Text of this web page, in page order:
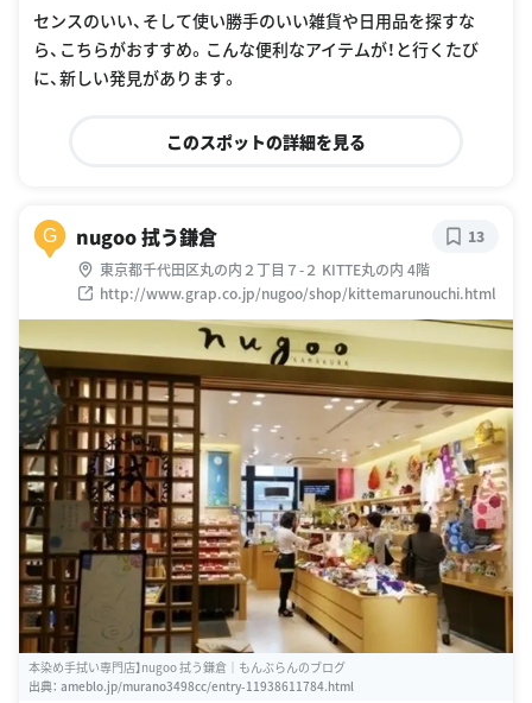
センスのいい、そして使い勝手のいい雑貨や日用品を探すな
ら、こちらがおすすめ。こんな便利なアイテムが！と行くたび
に、新しい発見があります。
このスポットの詳細を見る
G nugoo 拭う鎌倉
東京都千代田区丸の内２丁目７-２ KITTE丸の内 4階
http://www.grap.co.jp/nugoo/shop/kittemarunouchi.html
13
本染め手拭い専門店】nugoo 拭う鎌倉｜もんぶらんのブログ
出典： ameblo.jp/murano3498cc/entry-11938611784.html